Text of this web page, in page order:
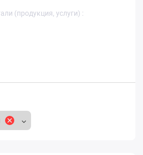
(продукция, услуги) :